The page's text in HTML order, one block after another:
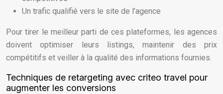
Un trafic qualifié vers le site de l’agence
Pour tirer le meilleur parti de ces plateformes, les agences
doivent optimiser leurs listings, maintenir des prix
compétitifs et veiller à la qualité des informations fournies.
Techniques de retargeting avec criteo travel pour
augmenter les conversions